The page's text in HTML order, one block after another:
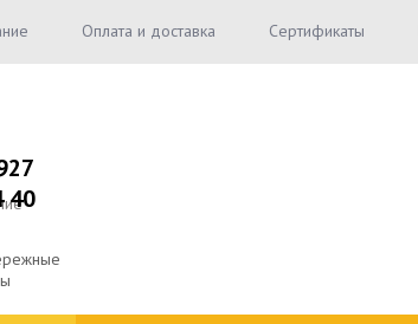
Оплата и доставка Сертификаты
40